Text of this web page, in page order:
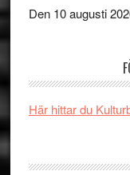
Den 10 augusti
Här hittar du